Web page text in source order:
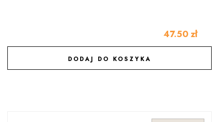
47.50 zł
DODAJ DO KOSZYKA
DODAJ DO ULUBIONYCH